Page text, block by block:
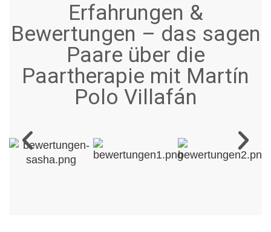
Erfahrungen &
Bewertungen – das sagen
Paare über die
Paartherapie mit Martín
Polo Villafán